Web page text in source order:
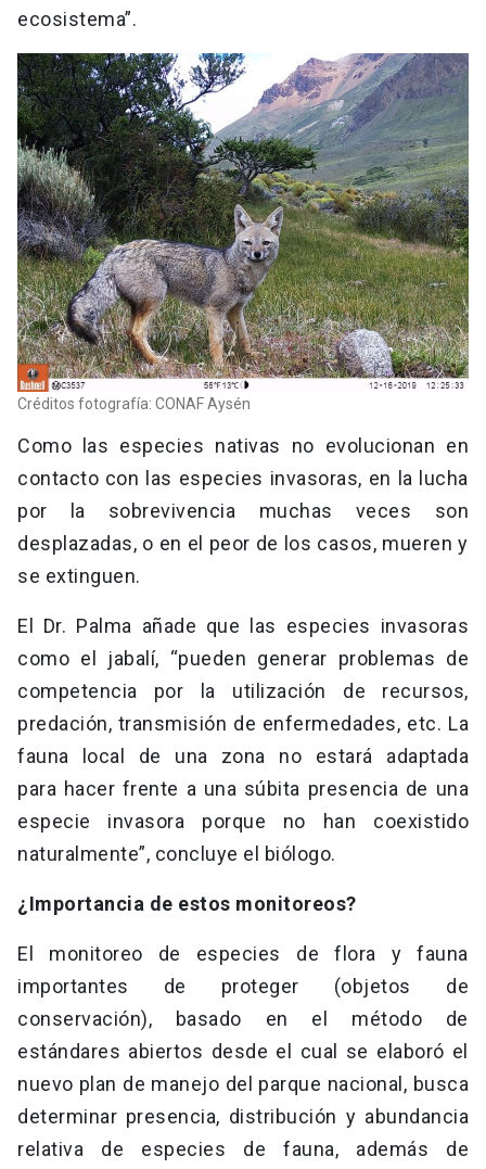
ecosistema”.
Créditos fotografía: CONAF Aysén
Como las especies nativas no evolucionan en
contacto con las especies invasoras, en la lucha
por la sobrevivencia muchas veces son
desplazadas, o en el peor de los casos, mueren y
se extinguen.
El Dr. Palma añade que las especies invasoras
como el jabalí, “pueden generar problemas de
competencia por la utilización de recursos,
predación, transmisión de enfermedades, etc. La
fauna local de una zona no estará adaptada
para hacer frente a una súbita presencia de una
especie invasora porque no han coexistido
naturalmente”, concluye el biólogo.
¿Importancia de estos monitoreos?
El monitoreo de especies de flora y fauna
importantes de proteger (objetos de
conservación), basado en el método de
estándares abiertos desde el cual se elaboró el
nuevo plan de manejo del parque nacional, busca
determinar presencia, distribución y abundancia
relativa de especies de fauna, además de